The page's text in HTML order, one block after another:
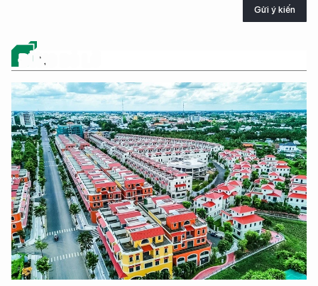
Gửi ý kiến
ĐỪNG BỎ LỠ